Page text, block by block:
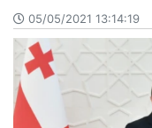
05/05/2021 13:14:19